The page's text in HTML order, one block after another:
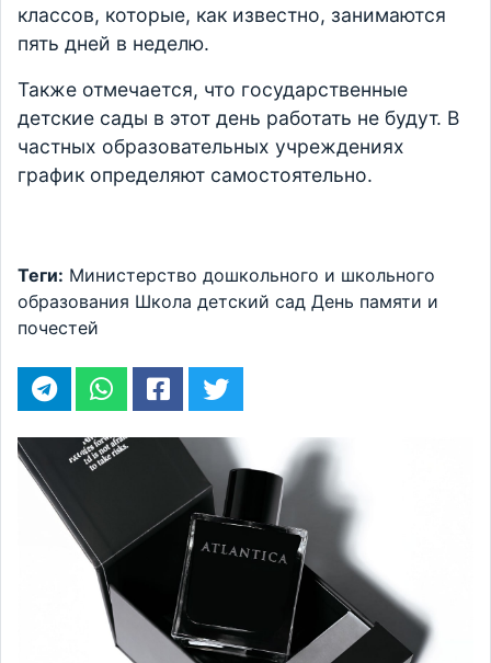
классов, которые, как известно, занимаются
пять дней в неделю.
Также отмечается, что государственные
детские сады в этот день работать не будут. В
частных образовательных учреждениях
график определяют самостоятельно.
Теги: Министерство дошкольного и школьного
образования Школа детский сад День памяти и
почестей